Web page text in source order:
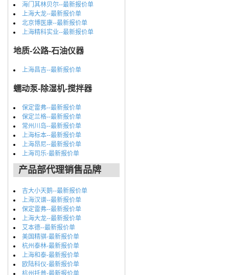
海门其林贝尔--最新报价单
上海大龙--最新报价单
北京博医康--最新报价单
上海精科实业--最新报价单
地质-公路-石油仪器
上海昌吉--最新报价单
蠕动泵-除湿机-搅拌器
保定雷弗--最新报价单
保定兰格--最新报价单
常州川岛--最新报价单
上海标本--最新报价单
上海昂尼--最新报价单
上海司乐-最新报价单
产品部代理销售品牌
吉大小天鹅--最新报价单
上海汉谱--最新报价单
保定雷弗--最新报价单
上海大龙--最新报价单
艾本德--最新报价单
美国精骐-最新报价单
杭州泰林-最新报价单
上海和泰-最新报价单
欧陆科仪-最新报价单
杭州托普-最新报价单